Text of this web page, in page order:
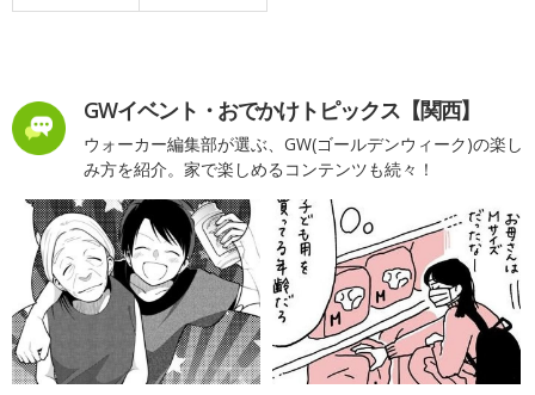
GWイベント・おでかけトピックス【関西】
ウォーカー編集部が選ぶ、GW(ゴールデンウィーク)の楽し
み方を紹介。家で楽しめるコンテンツも続々！